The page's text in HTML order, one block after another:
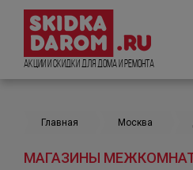
Акции и Скидки для дома и ремонта
Главная Москва
МАГАЗИНЫ